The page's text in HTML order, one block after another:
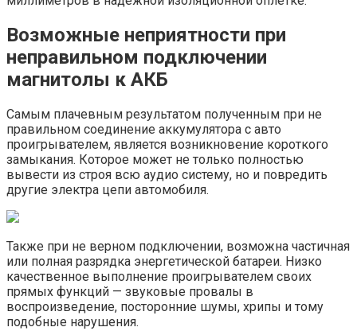
Возможные неприятности при
неправильном подключении
магнитолы к АКБ
Самым плачевным результатом полученным при не
правильном соединение аккумулятора с авто
проигрывателем, является возникновение короткого
замыкания. Которое может не только полностью
вывести из строя всю аудио систему, но и повредить
другие электра цепи автомобиля.
Также при не верном подключении, возможна частичная
или полная разрядка энергетической батареи. Низко
качественное выполнение проигрывателем своих
прямых функций — звуковые провалы в
воспроизведение, посторонние шумы, хрипы и тому
подобные нарушения.